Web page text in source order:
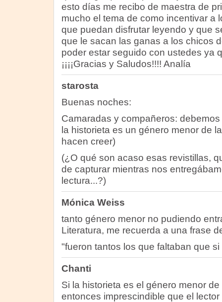
esto días me recibo de maestra de
mucho el tema de como incentivar a
que puedan disfrutar leyendo y que
que le sacan las ganas a los chicos
poder estar seguido con ustedes ya
¡¡¡¡Gracias y Saludos!!!! Analía
starosta
Buenas noches:
Camaradas y compañeros:
la historieta es un género menor de
hacen creer)
(¿O qué son acaso esas revistillas,
de capturar mientras nos
lectura...?)
Mónica Weiss
tanto género menor no pudiendo
Literatura, me recuerda a una frase
"fueron tantos los que faltaban que
Chanti
Si la historieta es el género menor
entonces imprescindible que el